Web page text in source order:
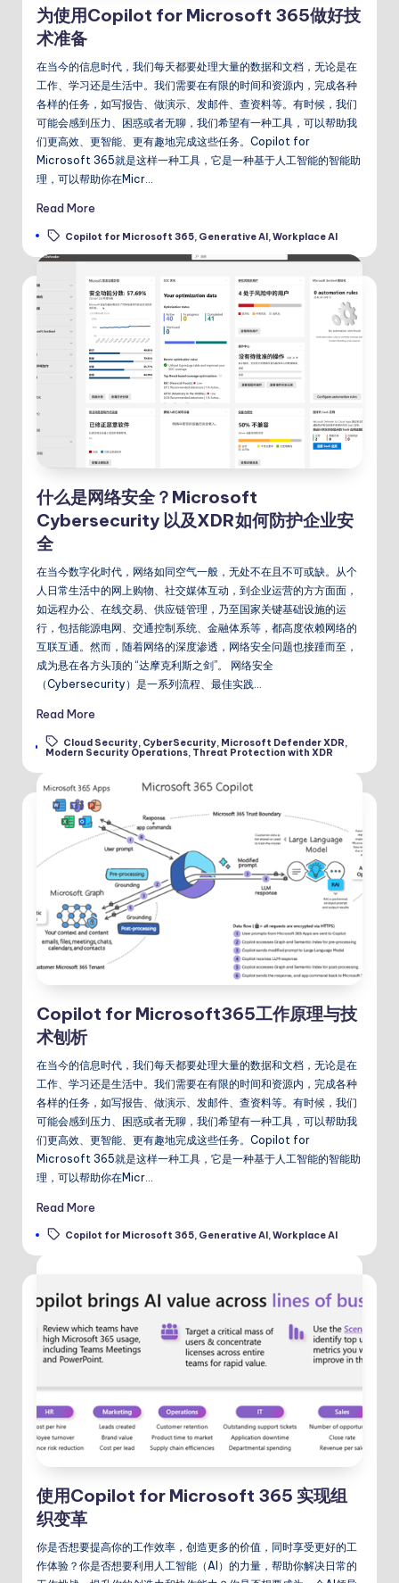
为使用Copilot for Microsoft 365做好技
术准备
在当今的信息时代，我们每天都要处理大量的数据和文档，无论是在
工作、学习还是生活中。我们需要在有限的时间和资源内，完成各种
各样的任务，如写报告、做演示、发邮件、查资料等。有时候，我们
可能会感到压力、困惑或者无聊，我们希望有一种工具，可以帮助我
们更高效、更智能、更有趣地完成这些任务。Copilot for
Microsoft 365就是这样一种工具，它是一种基于人工智能的智能助
理，可以帮助你在Micr…
Read More
Tags: Copilot for Microsoft 365, Generative AI,Workplace AI
什么是网络安全？Microsoft
Cybersecurity 以及XDR如何防护企业安
全
在当今数字化时代，网络如同空气一般，无处不在且不可或缺。从个
人日常生活中的网上购物、社交媒体互动，到企业运营的方方面面，
如远程办公、在线交易、供应链管理，乃至国家关键基础设施的运
行，包括能源电网、交通控制系统、金融体系等，都高度依赖网络的
互联互通。然而，随着网络的深度渗透，网络安全问题也接踵而至，
成为悬在各方头顶的 “达摩克利斯之剑”。 网络安全
（Cybersecurity）是一系列流程、最佳实践…
Read More
Tags: Cloud Security CyberSecurity Microsoft Defender XDR
Modern Security Operations, Threat Protection with XDR
Copilot for Microsoft365工作原理与技
术刨析
在当今的信息时代，我们每天都要处理大量的数据和文档，无论是在
工作、学习还是生活中。我们需要在有限的时间和资源内，完成各种
各样的任务，如写报告、做演示、发邮件、查资料等。有时候，我们
可能会感到压力、困惑或者无聊，我们希望有一种工具，可以帮助我
们更高效、更智能、更有趣地完成这些任务。Copilot for
Microsoft 365就是这样一种工具，它是一种基于人工智能的智能助
理，可以帮助你在Micr…
Read More
Tags: Copilot for Microsoft 365, Generative AI,Workplace AI
使用Copilot for Microsoft 365 实现组
织变革
你是否想要提高你的工作效率，创造更多的价值，同时享受更好的工
作体验？你是否想要利用人工智能（AI）的力量，帮助你解决日常的